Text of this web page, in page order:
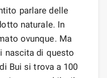
parlare delle
naturale. In
ovunque. Ma
nascita di questo
Bui si trova a 100